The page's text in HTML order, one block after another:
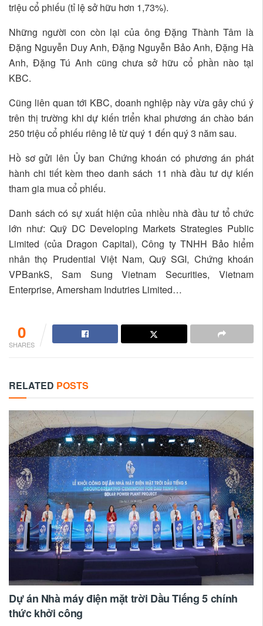
triệu cổ phiếu (tỉ lệ sở hữu hơn 1,73%).
Những người con còn lại của ông Đặng Thành Tâm là
Đặng Nguyễn Duy Anh, Đặng Nguyễn Bảo Anh, Đặng Hà
Anh, Đặng Tú Anh cũng chưa sở hữu cổ phần nào tại
KBC.
Cũng liên quan tới KBC, doanh nghiệp này vừa gây chú ý
trên thị trường khi dự kiến triển khai phương án chào bán
250 triệu cổ phiếu riêng lẻ từ quý 1 đến quý 3 năm sau.
Hồ sơ gửi lên Ủy ban Chứng khoán có phương án phát
hành chi tiết kèm theo danh sách 11 nhà đầu tư dự kiến
tham gia mua cổ phiếu.
Danh sách có sự xuất hiện của nhiều nhà đầu tư tổ chức
lớn như: Quỹ DC Developing Markets Strategies Public
Limited (của Dragon Capital), Công ty TNHH Bảo hiểm
nhân thọ Prudential Việt Nam, Quỹ SGI, Chứng khoán
VPBankS, Sam Sung Vietnam Securities, Vietnam
Enterprise, Amersham Indutries Limited…
0
SHARES
RELATED POSTS
Dự án Nhà máy điện mặt trời Dầu Tiếng 5 chính
thức khởi công